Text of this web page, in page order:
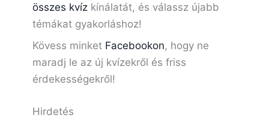
összes kvíz kínálatát, és válassz újabb
témákat gyakorláshoz!
Kövess minket Facebookon, hogy ne
maradj le az új kvízekről és friss
érdekességekről!
Hirdetés